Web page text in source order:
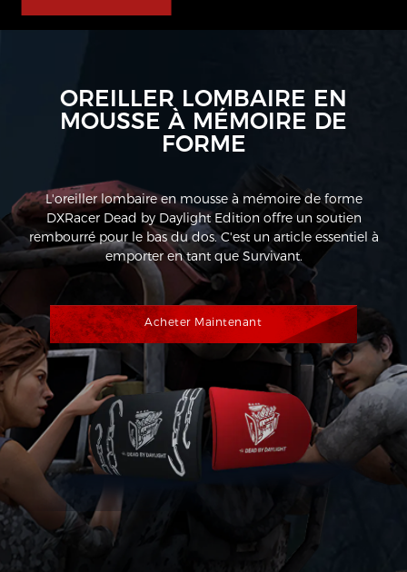
OREILLER LOMBAIRE EN
MOUSSE À MÉMOIRE DE
FORME
L'oreiller lombaire en mousse à mémoire de forme
DXRacer Dead by Daylight Edition offre un soutien
rembourré pour le bas du dos. C'est un article essentiel à
emporter en tant que Survivant.
Acheter Maintenant